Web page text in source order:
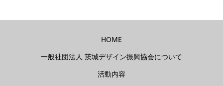
HOME
一般社団法人 茨城デザイン振興協会について
活動内容